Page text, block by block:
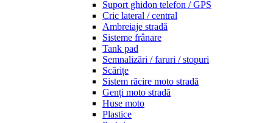
Suport ghidon telefon / GPS
Cric lateral / central
Ambreiaje stradă
Sisteme frânare
Tank pad
Semnalizări / faruri / stopuri
Scărițe
Sistem răcire moto stradă
Genți moto stradă
Huse moto
Plastice